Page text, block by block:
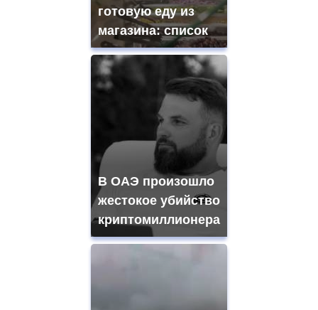
готовую еду из
магазина: список
В ОАЭ произошло
жестокое убийство
криптомиллионера